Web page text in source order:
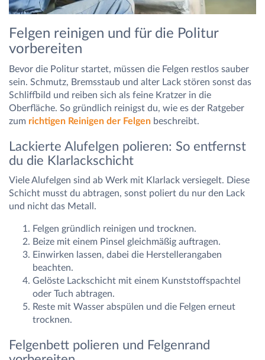
Felgen reinigen und für die Politur
vorbereiten
Bevor die Politur startet, müssen die Felgen restlos sauber
sein. Schmutz, Bremsstaub und alter Lack stören sonst das
Schliffbild und reiben sich als feine Kratzer in die
Oberfläche. So gründlich reinigst du, wie es der Ratgeber
zum richtigen Reinigen der Felgen beschreibt.
Lackierte Alufelgen polieren: So entfernst
du die Klarlackschicht
Viele Alufelgen sind ab Werk mit Klarlack versiegelt. Diese
Schicht musst du abtragen, sonst poliert du nur den Lack
und nicht das Metall.
Felgen gründlich reinigen und trocknen.
Beize mit einem Pinsel gleichmäßig auftragen.
Einwirken lassen, dabei die Herstellerangaben
beachten.
Gelöste Lackschicht mit einem Kunststoffspachtel
oder Tuch abtragen.
Reste mit Wasser abspülen und die Felgen erneut
trocknen.
Felgenbett polieren und Felgenrand